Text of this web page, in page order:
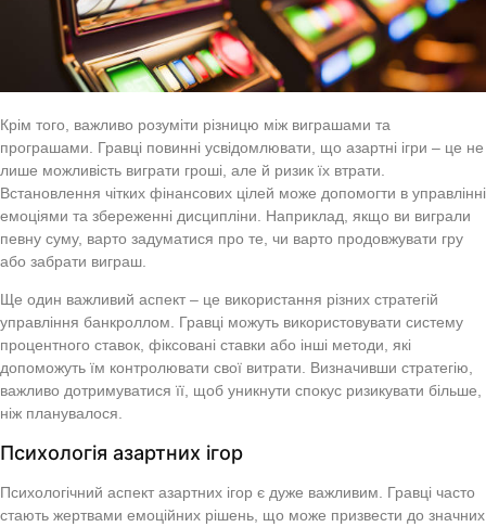
Крім того, важливо розуміти різницю між виграшами та
програшами. Гравці повинні усвідомлювати, що азартні ігри – це не
лише можливість виграти гроші, але й ризик їх втрати.
Встановлення чітких фінансових цілей може допомогти в управлінні
емоціями та збереженні дисципліни. Наприклад, якщо ви виграли
певну суму, варто задуматися про те, чи варто продовжувати гру
або забрати виграш.
Ще один важливий аспект – це використання різних стратегій
управління банкроллом. Гравці можуть використовувати систему
процентного ставок, фіксовані ставки або інші методи, які
допоможуть їм контролювати свої витрати. Визначивши стратегію,
важливо дотримуватися її, щоб уникнути спокус ризикувати більше,
ніж планувалося.
Психологія азартних ігор
Психологічний аспект азартних ігор є дуже важливим. Гравці часто
стають жертвами емоційних рішень, що може призвести до значних